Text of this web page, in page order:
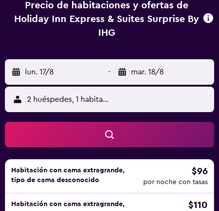
Precio de habitaciones y ofertas de
Holiday Inn Express & Suites Surprise By
IHG
lun. 17/8 - mar. 18/8
2 huéspedes, 1 habitación
Habitación con cama extragrande,
tipo de cama desconocido
$96
por noche con tasas
Habitación con cama extragrande,
$110